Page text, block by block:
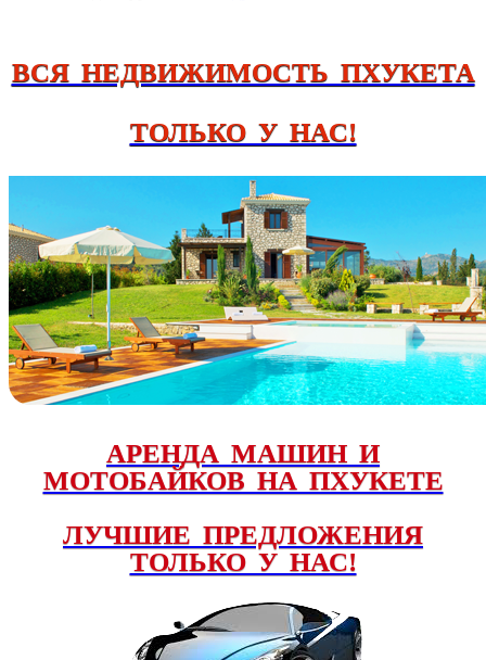
ВСЯ НЕДВИЖИМОСТЬ ПХУКЕТА
ТОЛЬКО У НАС!
АРЕНДА МАШИН И
МОТОБАЙКОВ НА ПХУКЕТЕ
ЛУЧШИЕ ПРЕДЛОЖЕНИЯ
ТОЛЬКО У НАС!